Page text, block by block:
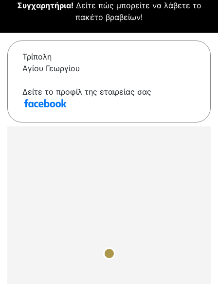
Συγχαρητήρια! Δείτε πώς μπορείτε να λάβετε το
πακέτο βραβείων!
Τρίπολη
Αγίου Γεωργίου
Δείτε το προφίλ της εταιρείας σας